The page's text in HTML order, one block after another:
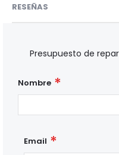
RESEÑAS
Presupuesto de
Nombre
Email